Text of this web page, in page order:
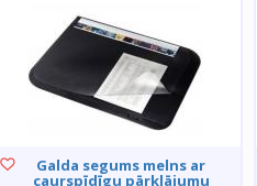
Galda segums melns ar
caurspīdīgu pārklājumu